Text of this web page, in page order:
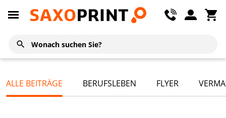
ALLE BEITRÄGE BERUFSLEBEN FLYER